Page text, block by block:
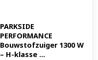
PARKSIDE
PERFORMANCE
Bouwstofzuiger 1300 W
– H-klasse ...